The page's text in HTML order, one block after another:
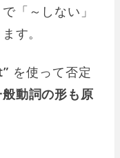
「～しない」
す。
を使って否定
動詞の形も原